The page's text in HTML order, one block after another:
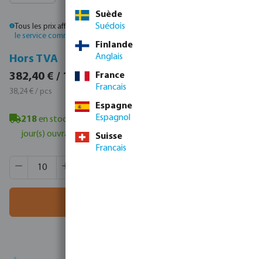
Tous les prix affichés sont TTC. Veuillez
le service commercial
Hors TVA
382,40 € / 10 pcs
38,24 € / pcs
218en stock à Veghel, NL- délai de livraison minimum : 1-2
jour(s) ouvrable(s)
Quantité de produit : Entrez la quantité souhaitée ou
Suède
Suédois
Finlande
Anglais
France
Francais
Espagne
Espagnol
Suisse
Francais